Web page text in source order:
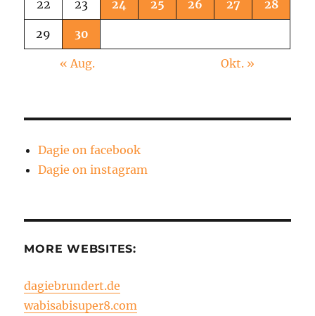
22 23 24 25 26 27 28
29 30
« Aug. Okt. »
Dagie on facebook
Dagie on instagram
MORE WEBSITES:
dagiebrundert.de
wabisabisuper8.com